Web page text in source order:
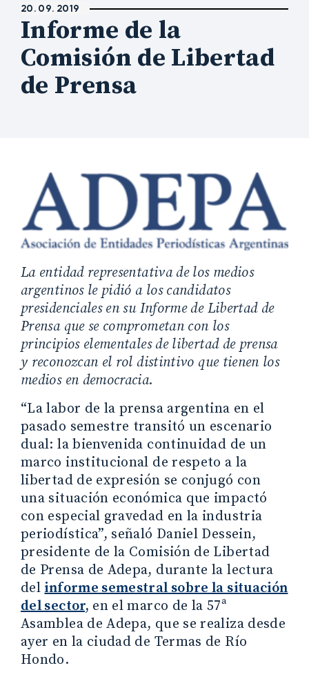
20. 09. 2019
Informe de la
Comisión de Libertad
de Prensa
La entidad representativa de los medios
argentinos le pidió a los candidatos
presidenciales en su Informe de Libertad de
Prensa que se comprometan con los
principios elementales de libertad de prensa
y reconozcan el rol distintivo que tienen los
medios en democracia.
“La labor de la prensa argentina en el
pasado semestre transitó un escenario
dual: la bienvenida continuidad de un
marco institucional de respeto a la
libertad de expresión se conjugó con
una situación económica que impactó
con especial gravedad en la industria
periodística”, señaló Daniel Dessein,
presidente de la Comisión de Libertad
de Prensa de Adepa, durante la lectura
delinforme semestral sobre la situación
del sector, en el marco de la 57ª
Asamblea de Adepa, que se realiza desde
ayer en la ciudad de Termas de Río
Hondo.